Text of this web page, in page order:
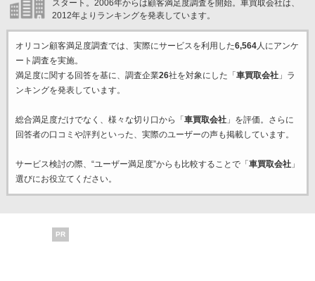
スタート。2006年からは顧客満足度調査を開始。車買取会社は、
2012年よりランキングを発表しています。
オリコン顧客満足度調査では、実際にサービスを利用した6,564人にアンケ
ート調査を実施。
満足度に関する回答を基に、調査企業26社を対象にした「 車買取会社」ラ
ンキングを発表しています。
総合満足度だけでなく、様々な切り口から「 車買取会社」を評価。さらに
回答者の口コミや評判といった、実際のユーザーの声も掲載しています。
サービス検討の際、“ユーザー満足度”からも比較することで「 車買取会社」
選びにお役立てください。
PR